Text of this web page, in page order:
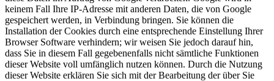
keinem Fall Ihre IP-Adresse mit anderen Daten, die von Google
gespeichert werden, in Verbindung bringen. Sie können die
Installation der Cookies durch eine entsprechende Einstellung Ihrer
Browser Software verhindern; wir weisen Sie jedoch darauf hin,
dass Sie in diesem Fall gegebenenfalls nicht sämtliche Funktionen
dieser Website voll umfänglich nutzen können. Durch die Nutzung
dieser Website erklären Sie sich mit der Bearbeitung der über Sie